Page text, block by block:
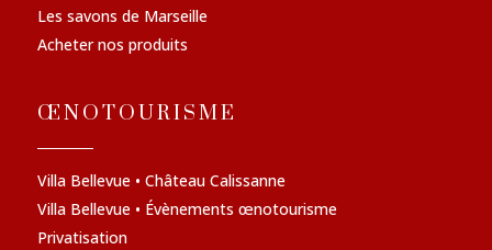
Les savons de Marseille
Acheter nos produits
ŒNOTOURISME
Villa Bellevue • Château Calissanne
Villa Bellevue • Évènements œnotourisme
Privatisation